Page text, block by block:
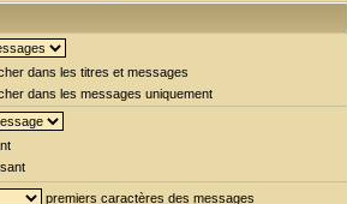
dans les titres et messages
dans les messages uniquement
premiers caractères des messages